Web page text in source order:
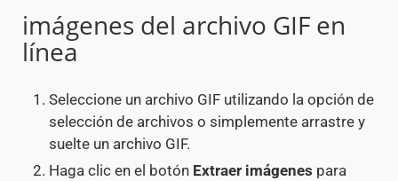
imágenes del archivo GIF en
línea
Seleccione un archivo GIF utilizando la opción de
selección de archivos o simplemente arrastre y
suelte un archivo GIF.
Haga clic en el botón Extraer imágenes para